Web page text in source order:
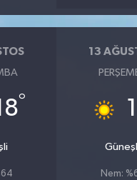
°
13
Nem: